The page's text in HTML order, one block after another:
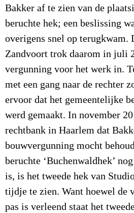
Bakker af te zien van de
beruchte hek; een beslissing
overigens snel op terugkwam.
Zandvoort trok daarom in juli
vergunning voor het werk in.
met een gang naar de rechter
ervoor dat het gemeentelijke
werd gemaakt. In november
rechtbank in Haarlem dat
bouwvergunning mocht
beruchte ‘Buchenwaldhek’
is, is het tweede hek van
tijdje te zien. Want hoewel de
pas is verleend staat het